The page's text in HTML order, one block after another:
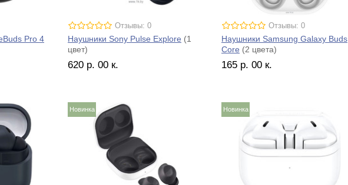
Pro 4
Отзывы: 0
Наушники Sony Pulse Explore (1
цвет)
620 р. 00 к.
Отзывы: 0
Наушники Samsung Galaxy Buds
Core (2 цвета)
165 р. 00 к.
Новинка Новинка